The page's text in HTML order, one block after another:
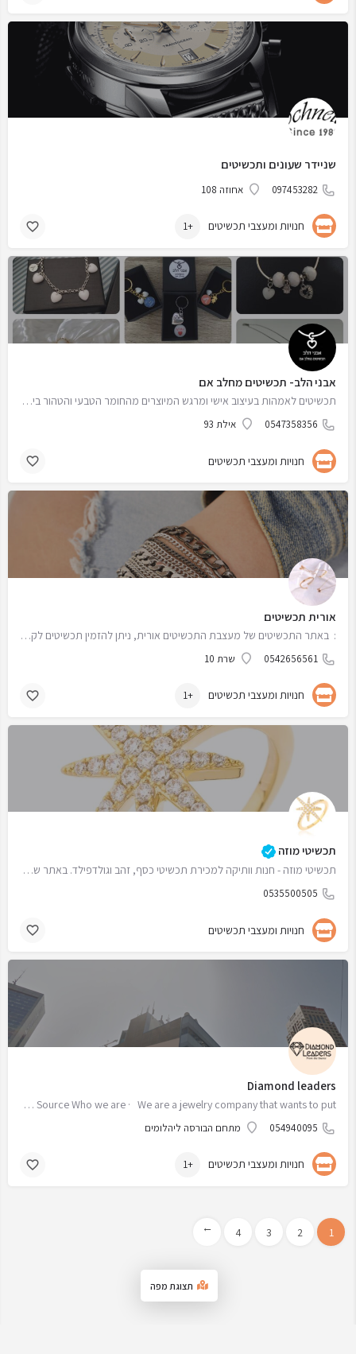
שניידר שעונים ותכשיטים
097453282 אחוזה 108
חנויות ומעצבי תכשיטים +1
אבני הלב- תכשיטים מחלב אם
תכשיטים לאמהות בעיצוב אישי ומרגש המיוצרים מהחומר הטבעי והטהור ביותר- חלב האם האישי של כל לקוחה.
0547358356 אילת 93
חנויות ומעצבי תכשיטים
אורית תכשיטים
: באתר התכשיטים של מעצבת התכשיטים אורית, ניתן להזמין תכשיטים לקניה און ליין. באתר ניתן למצוא מגוון שרשראות…
0542656561 שרת 10
חנויות ומעצבי תכשיטים +1
תכשיטי מוזה
תכשיטי מוזה - חנות וותיקה למכירת תכשיטי כסף, זהב וגולדפילד. באתר שלנו תוכלו למצוא תכשיטי חריטה, תכשיטים…
0535500505
חנויות ומעצבי תכשיטים
Diamond leaders
About Diamond Leaders: From The Source Who we are · We are a jewelry company that wants to put…
054940095 מתחם הבורסה ליהלומים
חנויות ומעצבי תכשיטים +1
1
2
3
4
→
תצוגת מפה